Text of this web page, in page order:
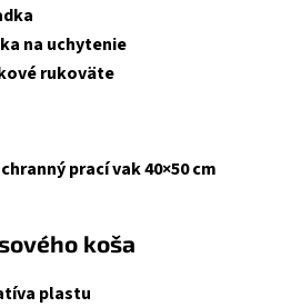
na uchytenie
rukoväte
prací vak 40×50 cm
koša
plastu